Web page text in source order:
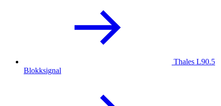
Thales L90.5
Blokksignal